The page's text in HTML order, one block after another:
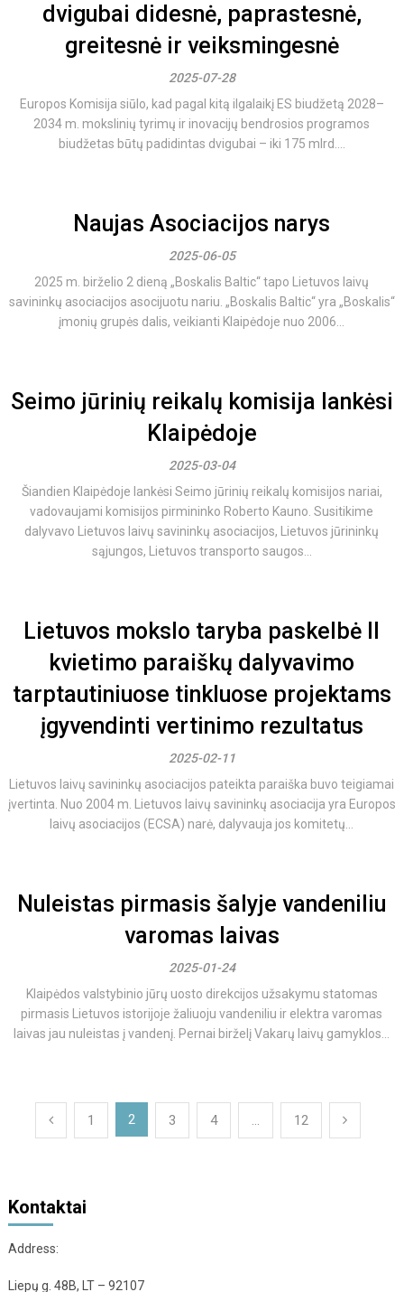
dvigubai didesnė, paprastesnė,
greitesnė ir veiksmingesnė
2025-07-28
Europos Komisija siūlo, kad pagal kitą ilgalaikį ES biudžetą 2028–
2034 m. mokslinių tyrimų ir inovacijų bendrosios programos
biudžetas būtų padidintas dvigubai – iki 175 mlrd....
Naujas Asociacijos narys
2025-06-05
2025 m. birželio 2 dieną „Boskalis Baltic“ tapo Lietuvos laivų
savininkų asociacijos asocijuotu nariu. „Boskalis Baltic“ yra „Boskalis“
įmonių grupės dalis, veikianti Klaipėdoje nuo 2006...
Seimo jūrinių reikalų komisija lankėsi
Klaipėdoje
2025-03-04
Šiandien Klaipėdoje lankėsi Seimo jūrinių reikalų komisijos nariai,
vadovaujami komisijos pirmininko Roberto Kauno. Susitikime
dalyvavo Lietuvos laivų savininkų asociacijos, Lietuvos jūrininkų
sąjungos, Lietuvos transporto saugos...
Lietuvos mokslo taryba paskelbė II
kvietimo paraiškų dalyvavimo
tarptautiniuose tinkluose projektams
įgyvendinti vertinimo rezultatus
2025-02-11
Lietuvos laivų savininkų asociacijos pateikta paraiška buvo teigiamai
įvertinta. Nuo 2004 m. Lietuvos laivų savininkų asociacija yra Europos
laivų asociacijos (ECSA) narė, dalyvauja jos komitetų...
Nuleistas pirmasis šalyje vandeniliu
varomas laivas
2025-01-24
Klaipėdos valstybinio jūrų uosto direkcijos užsakymu statomas
pirmasis Lietuvos istorijoje žaliuoju vandeniliu ir elektra varomas
laivas jau nuleistas į vandenį. Pernai birželį Vakarų laivų gamyklos...
Įrašų
1 2 3 4 … 12
Kontaktai
Address:
Liepų g. 48B, LT – 92107